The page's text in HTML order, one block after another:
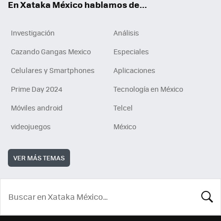
En Xataka México hablamos de...
Investigación
Análisis
Cazando Gangas Mexico
Especiales
Celulares y Smartphones
Aplicaciones
Prime Day 2024
Tecnología en México
Móviles android
Telcel
videojuegos
México
VER MÁS TEMAS